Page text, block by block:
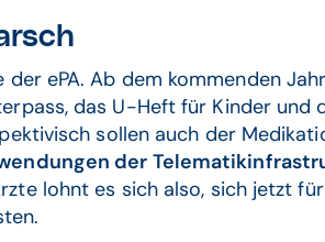
ePA. Ab dem kommenden
das U-Heft für Kinder und
sollen auch der
der
lohnt es sich also, sich jetzt